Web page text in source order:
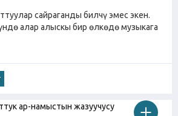
сайраганды билчү эмес экен.
алар алыскы бир өлкөдө музыкага